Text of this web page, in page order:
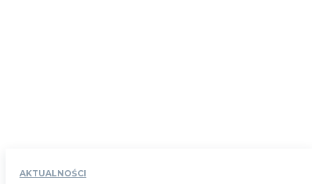
AKTUALNOŚCI